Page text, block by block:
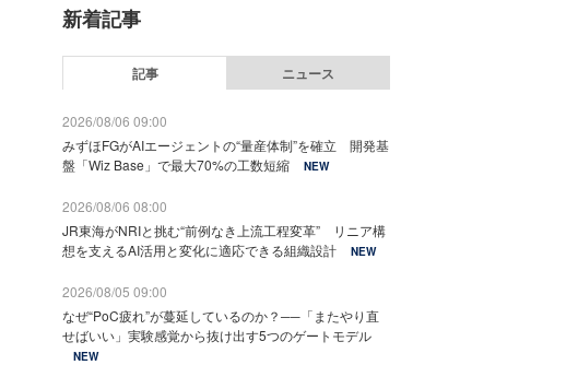
新着記事
記事 ニュース
2026/08/06 09:00
みずほFGがAIエージェントの“量産体制”を確立 開発基
盤「Wiz Base」で最大70%の工数短縮
NEW
2026/08/06 08:00
JR東海がNRIと挑む“前例なき上流工程変革” リニア構
想を支えるAI活用と変化に適応できる組織設計
NEW
2026/08/05 09:00
なぜ“PoC疲れ”が蔓延しているのか？──「またやり直
せばいい」実験感覚から抜け出す5つのゲートモデル
NEW